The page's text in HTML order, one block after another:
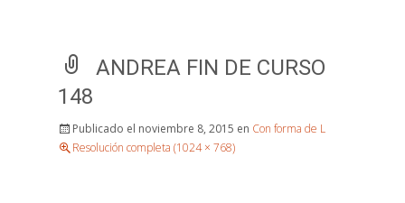
ANDREA FIN DE CURSO
148
Publicado el noviembre 8, 2015 en Con forma de L
Resolución completa (1024 × 768)